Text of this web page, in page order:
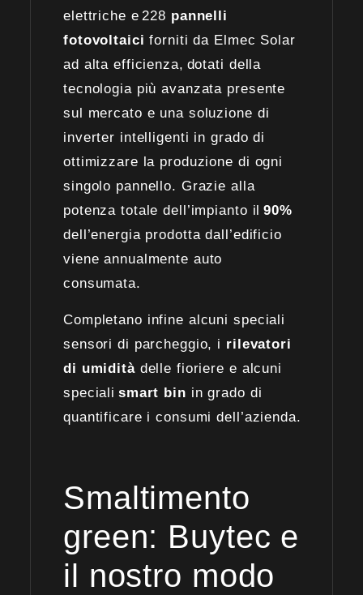
elettriche e 228 pannelli
fotovoltaici forniti da Elmec Solar
ad alta efficienza, dotati della
tecnologia più avanzata presente
sul mercato e una soluzione di
inverter intelligenti in grado di
ottimizzare la produzione di ogni
singolo pannello. Grazie alla
potenza totale dell’impianto il90%
dell’energia prodotta dall’edificio
viene annualmente auto
consumata.
Completano infine alcuni speciali
sensori di parcheggio, i rilevatori
di umiditàdelle fioriere e alcuni
speciali smart bin in grado di
quantificare i consumi dell’azienda.
Smaltimento
green: Buytec e
il nostro modo